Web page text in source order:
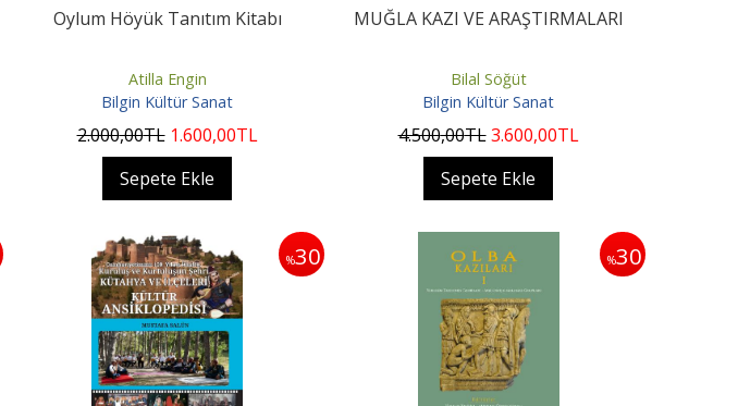
Oylum Höyük Tanıtım Kitabı
Atilla Engin
Bilgin Kültür Sanat
2.000,00TL 1.600,00TL
Sepete Ekle
MUĞLA KAZI VE ARAŞTIRMALARI
Bilal Söğüt
Bilgin Kültür Sanat
4.500,00TL 3.600,00TL
Sepete Ekle
%30 %30